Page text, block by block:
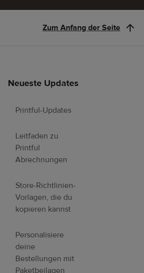
Zum Anfang der Seite
Neueste Updates
Printful-Updates
Leitfaden zu
Printful
Abrechnungen
Store-Richtlinien-
Vorlagen, die du
kopieren kannst
Personalisiere
deine
Bestellungen mit
Paketbeilagen